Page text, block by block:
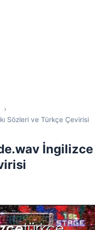
Sözleri ve Türkçe Çevirisi
İngilizce